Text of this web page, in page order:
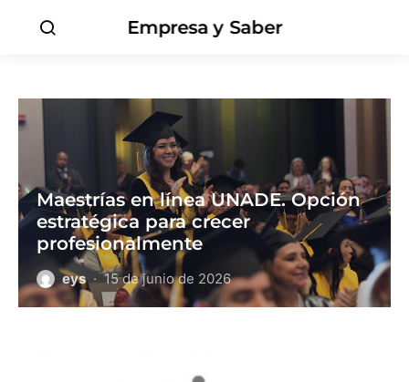
Empresa y Saber
Maestrías en línea UNADE. Opción
estratégica para crecer
profesionalmente
eys 15 de junio de 2026